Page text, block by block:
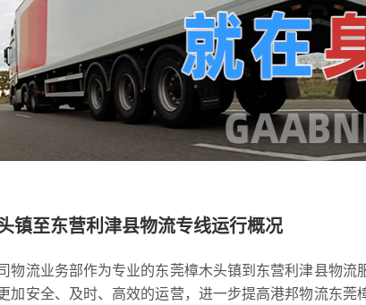
镇至东营利津县物流专线运行概况
物流业务部作为专业的东莞樟木头镇到东营利津县物流
加安全、及时、高效的运营，进一步提高港邦物流东